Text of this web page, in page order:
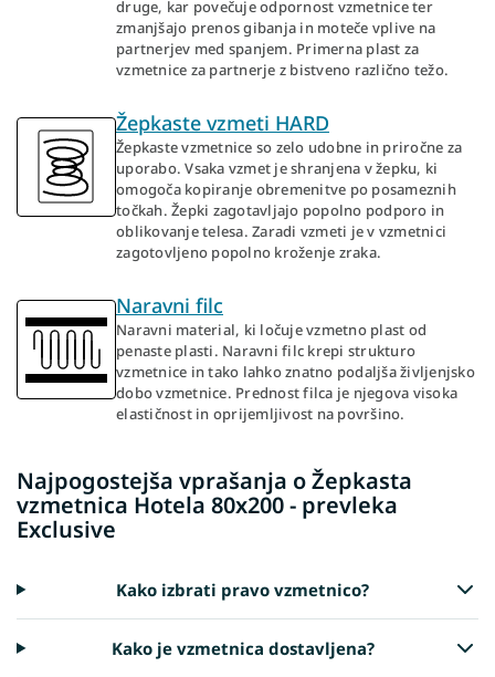
druge, kar povečuje odpornost vzmetnice ter
zmanjšajo prenos gibanja in moteče vplive na
partnerjev med spanjem. Primerna plast za
vzmetnice za partnerje z bistveno različno težo.
Žepkaste vzmeti HARD
Žepkaste vzmetnice so zelo udobne in priročne za
uporabo. Vsaka vzmet je shranjena v žepku, ki
omogoča kopiranje obremenitve po posameznih
točkah. Žepki zagotavljajo popolno podporo in
oblikovanje telesa. Zaradi vzmeti je v vzmetnici
zagotovljeno popolno kroženje zraka.
Naravni filc
Naravni material, ki ločuje vzmetno plast od
penaste plasti. Naravni filc krepi strukturo
vzmetnice in tako lahko znatno podaljša življenjsko
dobo vzmetnice. Prednost filca je njegova visoka
elastičnost in oprijemljivost na površino.
Najpogostejša vprašanja o Žepkasta
vzmetnica Hotela 80x200 - prevleka
Exclusive
Kako izbrati pravo vzmetnico?
Kako je vzmetnica dostavljena?